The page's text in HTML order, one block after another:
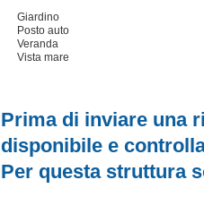
Giardino
Posto auto
Veranda
Vista mare
Prima di inviare una
disponibile e
Per questa struttura